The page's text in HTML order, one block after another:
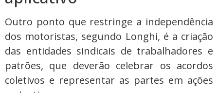
Outro ponto que restringe a independência
dos motoristas, segundo Longhi, é a criação
das entidades sindicais de trabalhadores e
patrões, que deverão celebrar os acordos
coletivos e representar as partes em ações